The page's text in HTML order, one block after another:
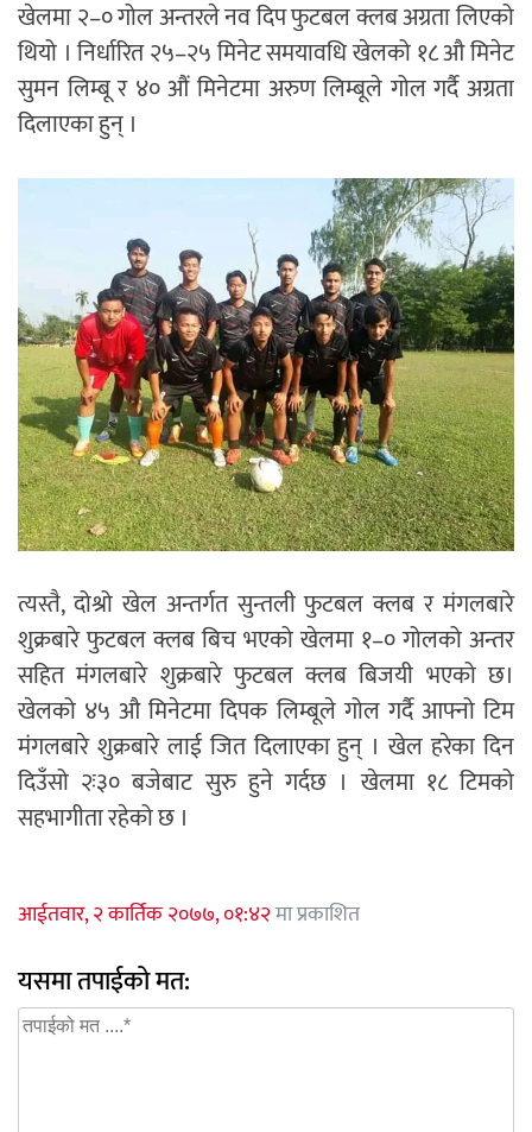
खेलमा २–० गोल अन्तरले नव दिप फुटबल क्लब अग्रता लिएको
थियो । निर्धारित २५–२५ मिनेट समयावधि खेलको १८ औ मिनेट
सुमन लिम्बू र ४० औं मिनेटमा अरुण लिम्बूले गोल गर्दै अग्रता
दिलाएका हुन् ।
त्यस्तै, दोश्रो खेल अन्तर्गत सुन्तली फुटबल क्लब र मंगलबारे
शुक्रबारे फुटबल क्लब बिच भएको खेलमा १–० गोलको अन्तर
सहित मंगलबारे शुक्रबारे फुटबल क्लब बिजयी भएको छ।
खेलको ४५ औ मिनेटमा दिपक लिम्बूले गोल गर्दै आफ्नो टिम
मंगलबारे शुक्रबारे लाई जित दिलाएका हुन् । खेल हरेका दिन
दिउँसो २ः३० बजेबाट सुरु हुने गर्दछ । खेलमा १८ टिमको
सहभागीता रहेको छ ।
आईतवार, २ कार्तिक २०७७, ०१:४२मा प्रकाशित
यसमा तपाईको मत: